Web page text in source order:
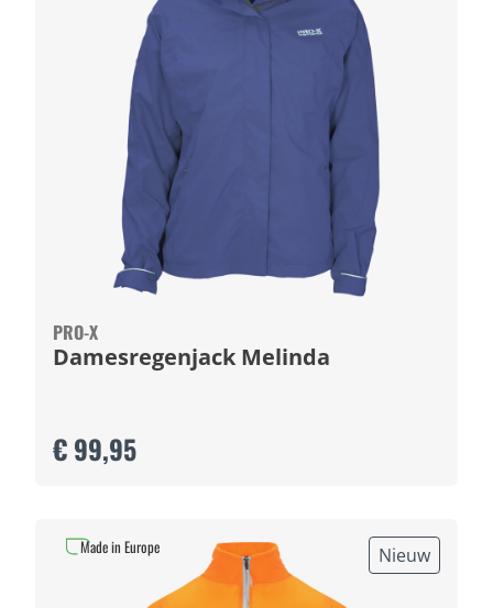
PRO-X
Damesregenjack Melinda
€ 99,95
Nieuw
Made in Europe